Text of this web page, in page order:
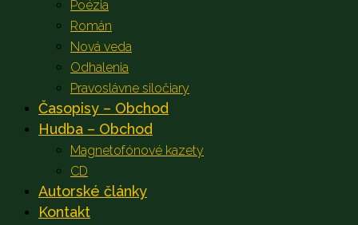
Poézia
Román
Nová veda
Odhalenia
Pravoslávne siločiary
Časopisy – Obchod
Hudba – Obchod
Magnetofónové kazety
CD
Autorské články
Kontakt